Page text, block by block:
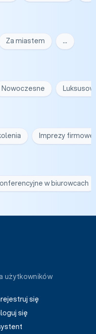
Za miastem …
Nowoczesne
Imprezy firmowe
w biurowcach
użytkowników
się
się